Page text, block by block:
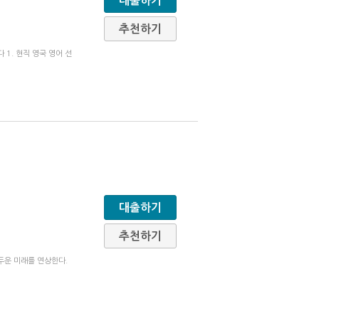
1. 현직 영국 영어 선
추천하기
운 미래를 연상한다.
대출하기
추천하기